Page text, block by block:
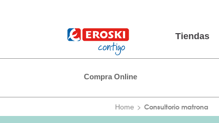
Tiendas
Compra Online
Home Consultorio matrona